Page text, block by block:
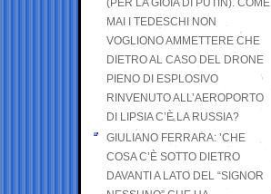
(PER LA GIOIA DI PUTIN). COME
MAI I TEDESCHI NON
VOGLIONO AMMETTERE CHE
DIETRO AL CASO DEL DRONE
PIENO DI ESPLOSIVO
RINVENUTO ALL’AEROPORTO
DI LIPSIA C’È LA RUSSIA?
GIULIANO FERRARA: ’CHE
COSA C’È SOTTO DIETRO
DAVANTI A LATO DEL “SIGNOR